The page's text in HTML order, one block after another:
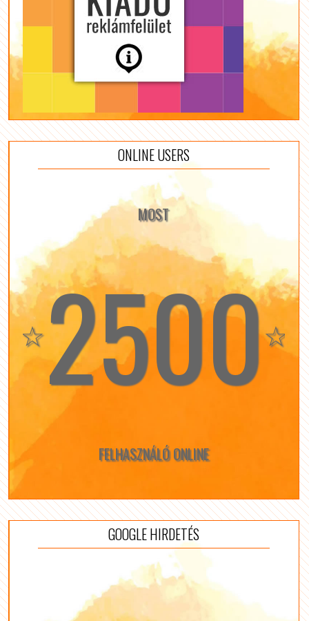
ONLINE USERS
MOST
☆2500☆
FELHASZNÁLÓ ONLINE
GOOGLE HIRDETÉS